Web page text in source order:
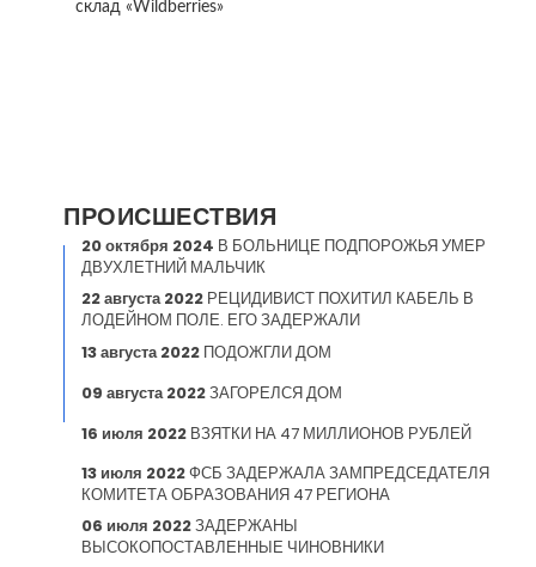
склад «Wildberries»
ПРОИСШЕСТВИЯ
20 октября 2024 В БОЛЬНИЦЕ ПОДПОРОЖЬЯ УМЕР
ДВУХЛЕТНИЙ МАЛЬЧИК
22 августа 2022 РЕЦИДИВИСТ ПОХИТИЛ КАБЕЛЬ В
ЛОДЕЙНОМ ПОЛЕ. ЕГО ЗАДЕРЖАЛИ
13 августа 2022 ПОДОЖГЛИ ДОМ
09 августа 2022ЗАГОРЕЛСЯ ДОМ
16 июля 2022 ВЗЯТКИ НА 47 МИЛЛИОНОВ РУБЛЕЙ
13 июля 2022ФСБ ЗАДЕРЖАЛА ЗАМПРЕДСЕДАТЕЛЯ
КОМИТЕТА ОБРАЗОВАНИЯ 47 РЕГИОНА
06 июля 2022ЗАДЕРЖАНЫ
ВЫСОКОПОСТАВЛЕННЫЕ ЧИНОВНИКИ